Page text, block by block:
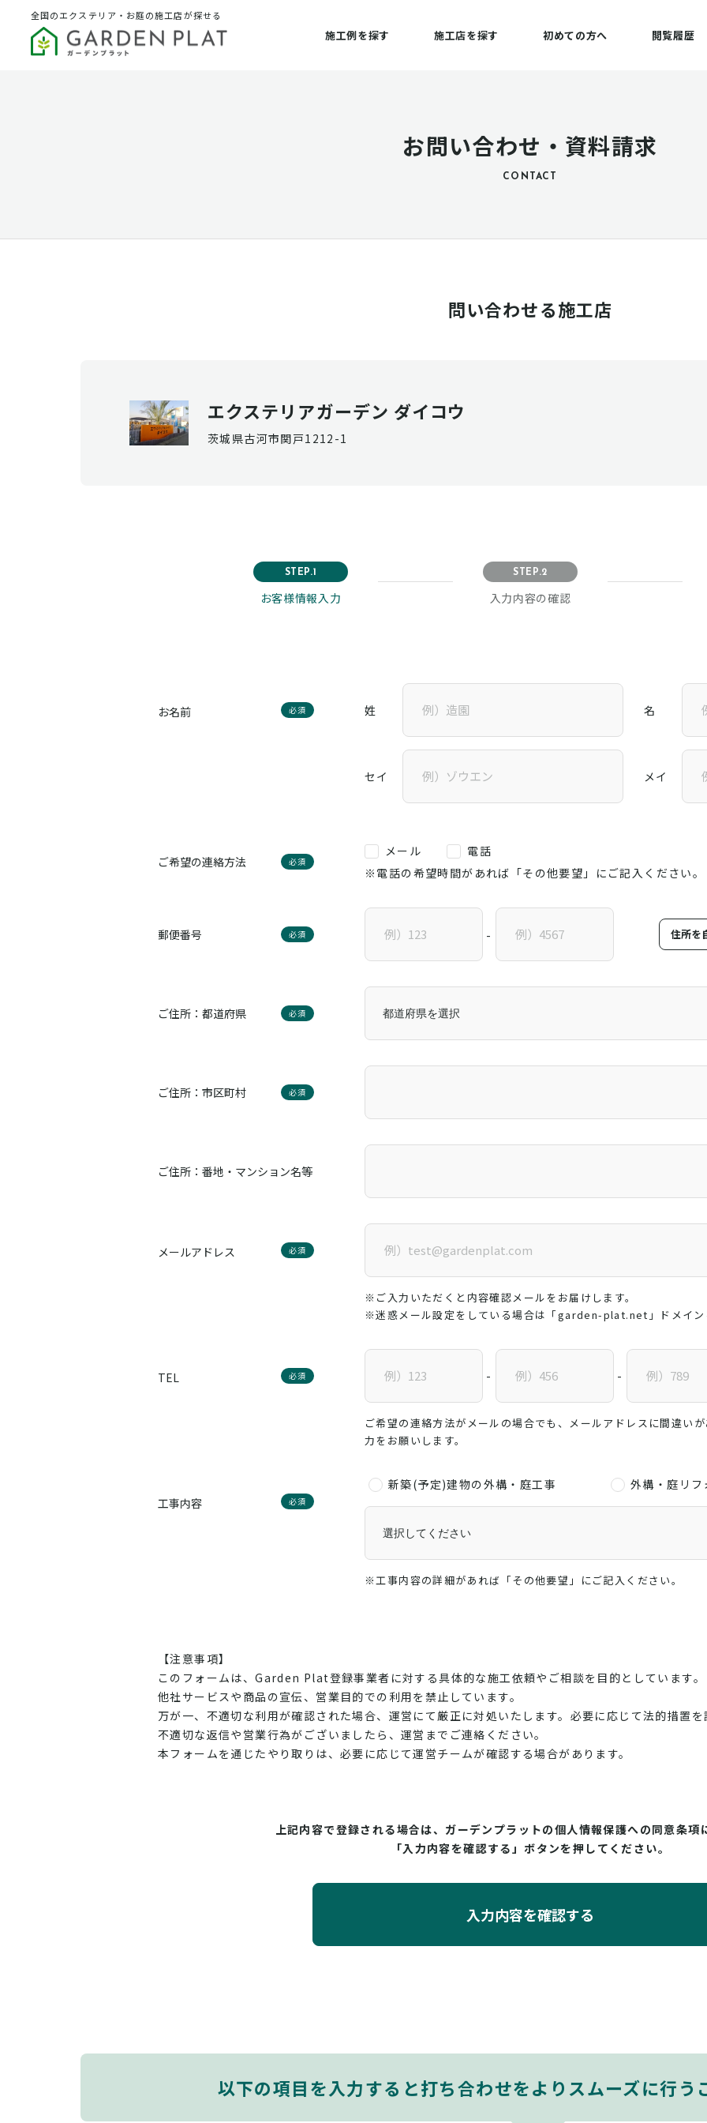
全国のエクステリア・お庭の施工店が探せる
施工例を探す 施工店を探す 初めての方へ 閲覧履歴
お問い合わせ・資料請求
CONTACT
問い合わせる施工店
エクステリアガーデン ダイコウ
茨城県古河市関戸1212-1
STEP.1
お客様情報入力
STEP.2
入力内容の確認
お名前 必須 姓 名
セイ メイ
ご希望の連絡方法 必須
メール
電話
※電話の希望時間があれば「その他要望」にご記入ください。
郵便番号 必須 - 住所を
ご住所：都道府県 必須
ご住所：市区町村 必須
ご住所：番地・マンション名等
メールアドレス 必須
※ご入力いただくと内容確認メールをお届けします。
※迷惑メール設定をしている場合は「garden-plat.net」ドメイン
TEL 必須 - -
ご希望の連絡方法がメールの場合でも、メールアドレスに間違い
力をお願いします。
工事内容 必須
新築(予定)建物の外構・庭工事 外構・庭リフ
※工事内容の詳細があれば「その他要望」にご記入ください。
【注意事項】
このフォームは、Garden Plat登録事業者に対する具体的な施工依頼やご相談を目的としています。
他社サービスや商品の宣伝、営業目的での利用を禁止しています。
万が一、不適切な利用が確認された場合、運営にて厳正に対処いたします。必要に応じて法的措置
不適切な返信や営業行為がございましたら、運営までご連絡ください。
本フォームを通じたやり取りは、必要に応じて運営チームが確認する場合があります。
上記内容で登録される場合は、ガーデンプラットの個人情報保護への同意条項
「入力内容を確認する」ボタンを押してください。
入力内容を確認する
以下の項目を入力すると打ち合わせをよりスムーズに行う